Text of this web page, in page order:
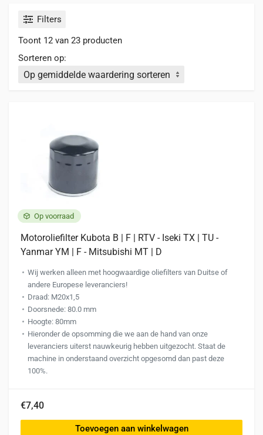
Filters
Toont 12 van 23 producten
Sorteren op:
Op voorraad
Motoroliefilter Kubota B | F | RTV - Iseki TX | TU -
Yanmar YM | F - Mitsubishi MT | D
Wij werken alleen met hoogwaardige oliefilters van Duitse of
andere Europese leveranciers!
Draad: M20x1,5
Doorsnede: 80.0 mm
Hoogte: 80mm
Hieronder de opsomming die we aan de hand van onze
leveranciers uiterst nauwkeurig hebben uitgezocht. Staat de
machine in onderstaand overzicht opgesomd dan past deze
100%.
€7,40
Toevoegen aan winkelwagen